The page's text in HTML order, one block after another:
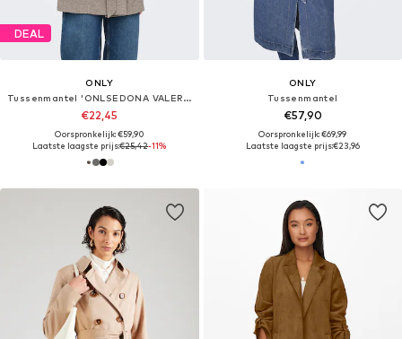
DEAL
ONLY
Tussenmantel 'ONLSEDONA VALERIE'
€22,45
Oorspronkelijk: €59,90
Laatste laagste prijs:€25,42-11%
ONLY
Tussenmantel
€57,90
Oorspronkelijk: €69,99
Laatste laagste prijs:€23,96